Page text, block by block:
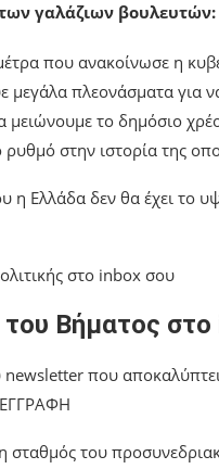
γαλάζιων
που ανακοίνωσε η
μεγάλα πλεονάσματα για
το δημόσιο
ρυθμό στην ιστορία της
η Ελλάδα δεν θα έχει
του Βήματος
newsletter που
ΕΓΓΡΑΦΗ
σταθμός του